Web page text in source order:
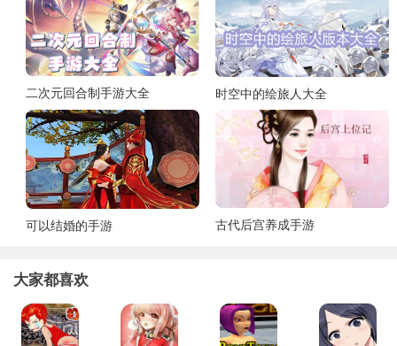
二次元回合制手游大全 时空中的绘旅人大全
可以结婚的手游 古代后宫养成手游
大家都喜欢